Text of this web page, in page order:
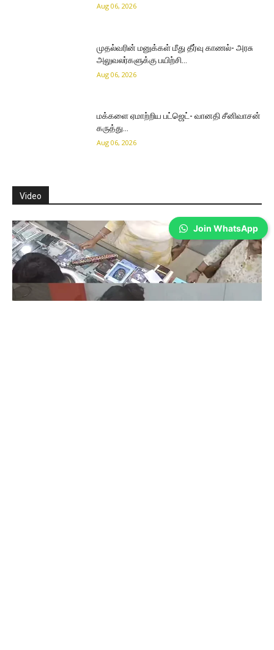
Aug 06, 2026
முதல்வரின் மனுக்கள் மீது தீர்வு காணல்- அரசு
அலுவலர்களுக்கு பயிற்சி…
Aug 06, 2026
மக்களை ஏமாற்றிய பட்ஜெட்- வானதி சீனிவாசன்
கருத்து…
Aug 06, 2026
Video
Join WhatsApp